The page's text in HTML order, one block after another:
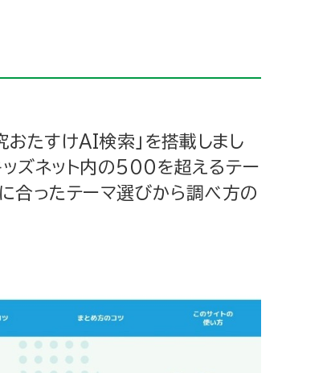
たすけAI検索」を搭載しまし
ッズネット内の500を超えるテー
合ったテーマ選びから調べ方の